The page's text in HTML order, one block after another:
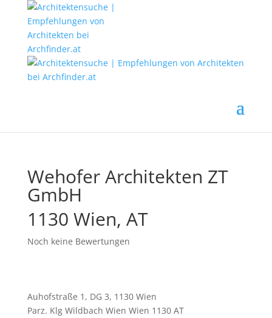
Wehofer Architekten ZT
GmbH
1130 Wien, AT
Noch keine Bewertungen
Auhofstraße 1, DG 3, 1130 Wien
Parz. Klg Wildbach Wien Wien 1130 AT